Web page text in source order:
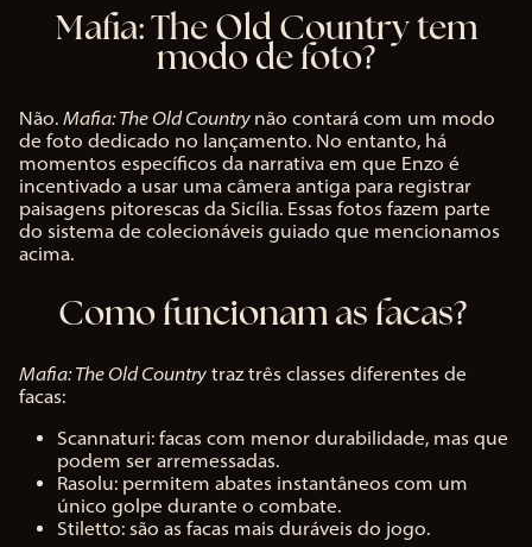
Mafia: The Old Country tem
modo de foto?
Não. Mafia: The Old Country não contará com um modo
de foto dedicado no lançamento. No entanto, há
momentos específicos da narrativa em que Enzo é
incentivado a usar uma câmera antiga para registrar
paisagens pitorescas da Sicília. Essas fotos fazem parte
do sistema de colecionáveis guiado que mencionamos
acima.
Como funcionam as facas?
Mafia: The Old Country traz três classes diferentes de
facas:
Scannaturi: facas com menor durabilidade, mas que
podem ser arremessadas.
Rasolu: permitem abates instantâneos com um
único golpe durante o combate.
Stiletto: são as facas mais duráveis do jogo.